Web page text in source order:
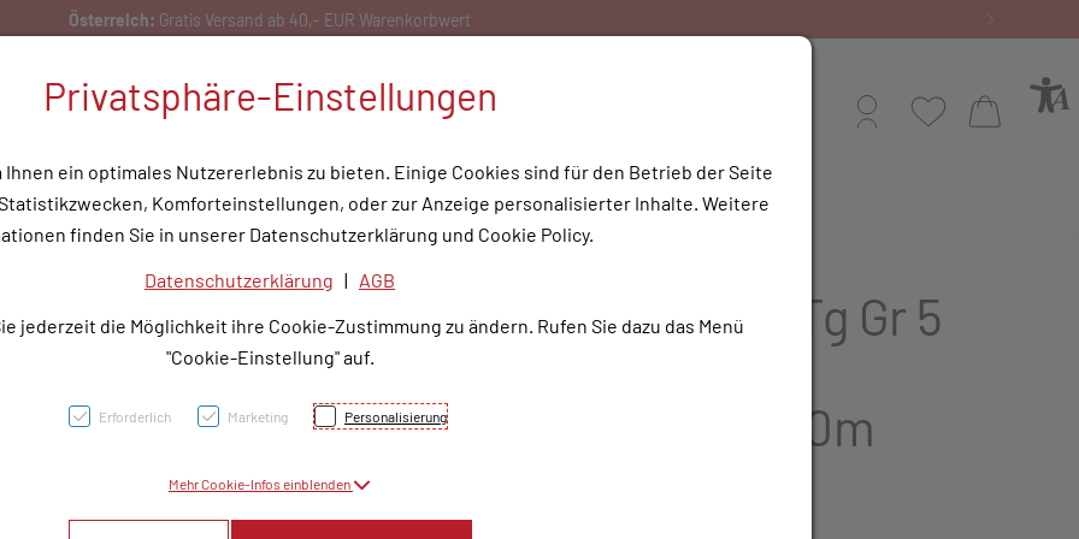
Bestellen Sie gerne per Mail unterservice@rotunde.at
Profil WunschlisteWarenkorb
Medizinische Hilfsmittel Tipps & Wissen Service
Unsere Apotheke
Schlauchverband Tg Gr 5
Schenkel,ki.bein 20m
Privatsphäre-Einstellungen
ein optimales Nutzererlebnis zu bieten. Einige Cookies sind für den Betrieb der Seite
Komforteinstellungen, oder zur Anzeige personalisierter Inhalte. Weitere
finden Sie in unserer Datenschutzerklärung und Cookie Policy.
Datenschutzerklärung | AGB
jederzeit die Möglichkeit ihre Cookie-Zustimmung zu ändern. Rufen Sie dazu das Menü
"Cookie-Einstellung" auf.
Erforderlich Marketing Personalisierung
Mehr Cookie-Infos einblenden